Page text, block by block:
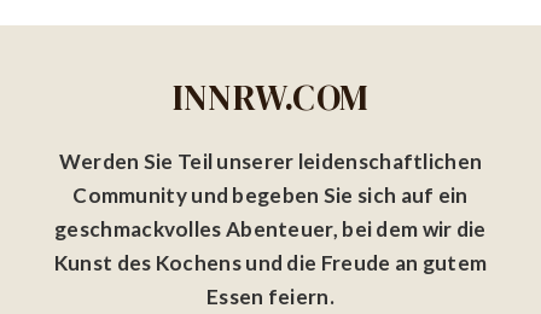
INNRW.COM
Werden Sie Teil unserer leidenschaftlichen
Community und begeben Sie sich auf ein
geschmackvolles Abenteuer, bei dem wir die
Kunst des Kochens und die Freude an gutem
Essen feiern.